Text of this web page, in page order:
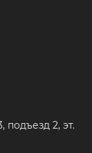
2, эт.